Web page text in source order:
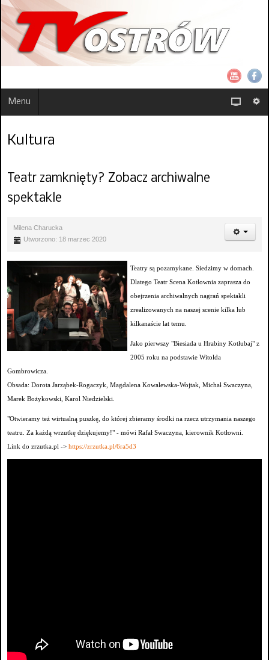
Menu
Kultura
Teatr zamknięty? Zobacz archiwalne
spektakle
Milena Charucka
Utworzono: 18 marzec 2020
Teatry są pozamykane. Siedzimy w domach.
Dlatego Teatr Scena Kotłownia zaprasza do
obejrzenia archiwalnych nagrań spektakli
zrealizowanych na naszej scenie kilka lub
kilkanaście lat temu.
Jako pierwszy "Biesiada u Hrabiny Kotłubaj" z
2005 roku na podstawie Witolda
Gombrowicza.
Obsada: Dorota Jarząbek-Rogaczyk, Magdalena Kowalewska-Wojtak, Michał Swaczyna,
Marek Bożykowski, Karol Niedzielski.
"Otwieramy też wirtualną puszkę, do której zbieramy środki na rzecz utrzymania naszego
teatru. Za każdą wrzutkę dziękujemy!" - mówi Rafał Swaczyna, kierownik Kotłowni.
Link do zrzutka.pl -> https://zrzutka.pl/6ra5d3